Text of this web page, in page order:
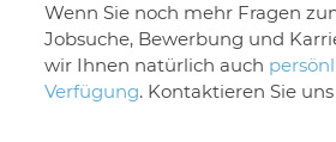
Wenn Sie noch mehr Fragen
Jobsuche, Bewerbung und
wir Ihnen natürlich auch
Verfügung. Kontaktieren Sie